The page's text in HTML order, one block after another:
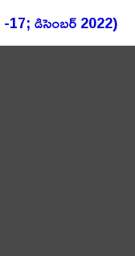
17; డిసెంబర్ 2022)